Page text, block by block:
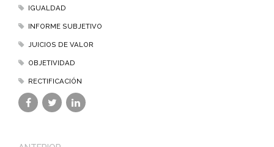
IGUALDAD
INFORME SUBJETIVO
JUICIOS DE VALOR
OBJETIVIDAD
RECTIFICACIÓN